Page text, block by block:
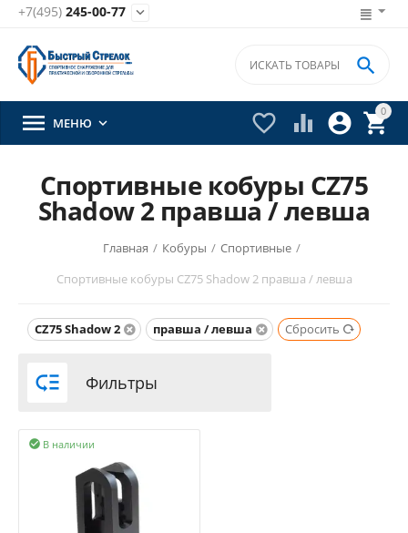
+7(495) 245-00-77 
0


 

 МЕНЮ 
Спортивные кобуры CZ75
Shadow 2 правша / левша
Главная / Кобуры / Спортивные /
Спортивные кобуры CZ75 Shadow 2 правша / левша
CZ75 Shadow 2 правша / левша Сбросить
 Фильтры
В наличии
